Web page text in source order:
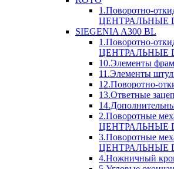
1.Поворотно-
ЦЕНТРАЛЬНЫЕ
SIEGENIA A300 BL
1.Поворотно-
ЦЕНТРАЛЬНЫЕ
10.Элементы
11.Элементы
12.Поворотно-
13.Ответные
2.Поворотные
ЦЕНТРАЛЬНЫЕ
3.Поворотные
ЦЕНТРАЛЬНЫЕ
4.Ножничный